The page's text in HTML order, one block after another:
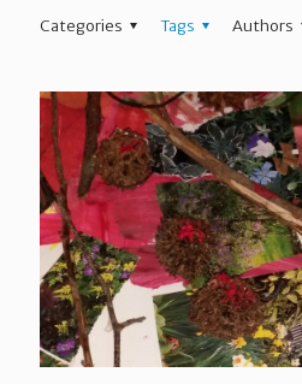
Categories Tags Authors